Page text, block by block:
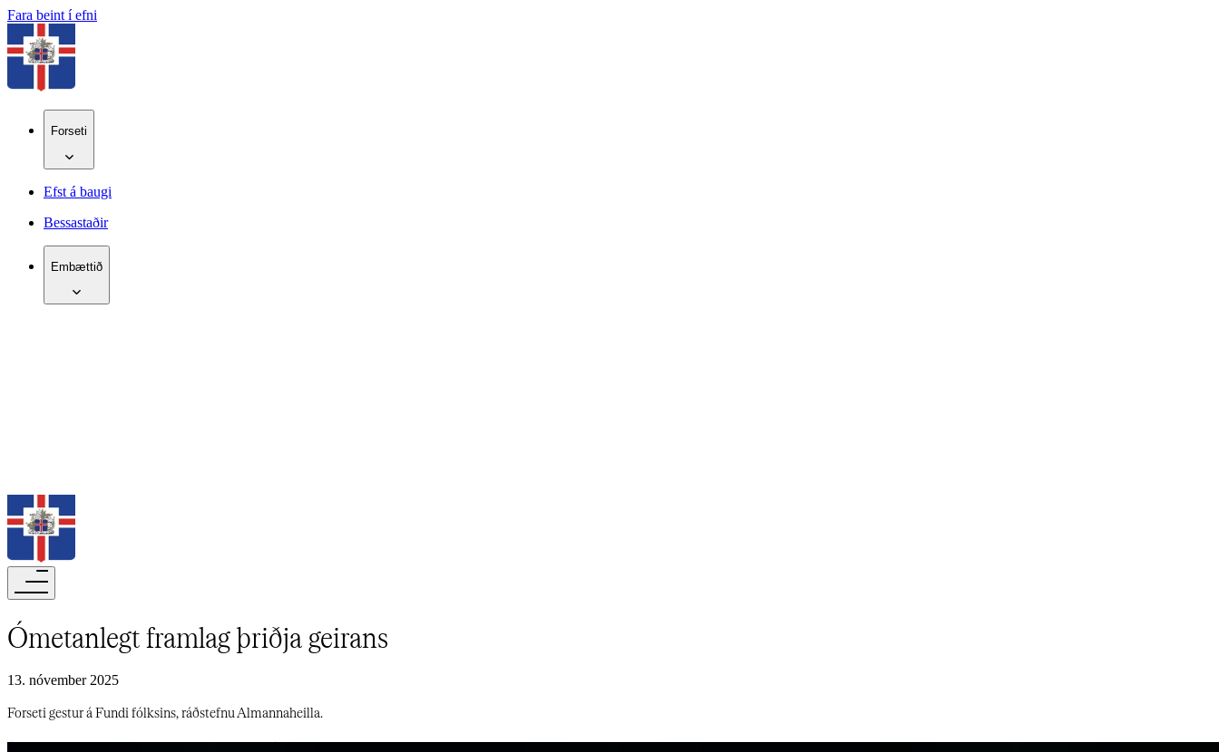
Fara beint í efni
Forseti
Efst á baugi
Bessastaðir
Embættið
Ómetanlegt framlag þriðja geirans​​​​‌ ‍ ​‍​‍‌‍ ‌ ​‍‌‍‍‌‌‍‌ ‌‍‍‌‌‍ ‍​‍​‍​ ‍‍​‍​‍‌ ​ ‌‍​‌‌‍ ‍‌‍‍‌‌ ‌​‌ ‍‌​‍ ‍‌‍‍‌‌‍ ​‍​‍​‍ ​​‍​‍‌‍‍​‌ ​‍‌‍‌‌‌‍‌‍​‍​‍​ ‍‍​‍​‍‌‍‍​‌ ‌​‌ ‌​‌ ​​‌ ​ ​‍ ​‍ ‌‍‌‍‌‍ ‌ ​‍‌ ​ ‌‍‌‌‌ ‌​‌‍‍‌​‍ ‌‌‍‍‌‌ ​ ‌‍ ​‌‍​‌‌‍ ‍‌‍‌​‌ ​ ​‍ ‍‌ ‌‍‌‍‌‌‌ ​‍‌‍​ ‌‍‌‌‌‍ ​​‍ ‍‌‍​‌‌ ​​‌ ​​​‍ ‌ ​ ‌ ‌​‌ ‌‌‌‍‌​‌‍‍‌‌‍ ​‍ ‌‍‍‌‌‍ ‍‌ ‌​‌‍‌‌‌‍ ‍‌ ‌​​‍ ‌‍‌‌‌‍‌​‌‍‍‌‌ ‌​​‍ ‌‍ ‌‌‍ ‌‍‌​‌‍‌‌​ ‌‌ ​​‌ ​‍‌‍‌‌‌ ​ ‌‍‌‌‌‍ ‍‌ ‌​‌‍​‌‌ ‌​‌‍‍‌‌‍ ‌‍ ‍​ ‍ ‌‍‍‌‌‍‌​​ ‌‌ ‌​‌​ ​‌ ​‌‌​ ‌‌​ ​ ‌ ‌‍ ‌‍‍‌‌‍ ​‌‌‍‌‌ ‍‌‌ ‍‍‌‍‌​‌ ‍‌‌‌​ ‌ ‌ ​ ‌‌‌‍‍‌‌‌‍​‌​​‌‌‍‍‌‌​‌‍​ ‍ ‌ ‌​‌ ‍‌‌ ​​‌‍‌‌​ ‌‌‍ ‍‌‍‌‌‌ ‌ ‌ ​ ​ ‍ ‌ ​​‌‍​‌‌ ‌​‌‍‍​​ ‌‌ ‌​‌‍‍‌‌ ‌​‌‍ ​‌‍‌‌​ ‌‍​‍‌‍​‌‌ ​ ‌‍‌‌‌‌‌‌‌ ​‍‌‍ ​​ ‌‌‍‍​‌ ‌​‌ ‌​‌ ​​‌ ​ ​‍‌‌​ ​‍‌​‌‍​‍‌‌​ ​‍‌​‌‍‌‍‌‍‌‍ ‌ ​‍‌ ​ ‌‍‌‌‌ ‌​‌‍‍‌​‍ ‌‌‍‍‌‌ ​ ‌‍ ​‌‍​‌‌‍ ‍‌‍‌​‌ ​ ​‍ ‍‌ ‌‍‌‍‌‌‌ ​‍‌‍​ ‌‍‌‌‌‍ ​​‍ ‍‌‍​‌‌ ​​‌ ​​​‍‌‌​ ​‍‌​‌‍‌ ​ ‌ ‌​‌ ‌‌‌‍‌​‌‍‍‌‌‍ ​‍‌‍‌‍‍‌‌‍‌​​ ‌‌ ‌​‌​ ​‌ ​‌‌​ ‌‌​ ​ ‌ ‌‍ ‌‍‍‌‌‍ ​‌‌‍‌‌ ‍‌‌ ‍‍‌‍‌​‌ ‍‌‌‌​ ‌ ‌ ​ ‌‌‌‍‍‌‌‌‍​‌​​‌‌‍‍‌‌​‌‍​‍‌‍‌ ‌​‌ ‍‌‌ ​​‌‍‌‌​ ‌‌‍ ‍‌‍‌‌‌ ‌ ‌ ​ ​‍‌‍‌ ​​‌‍​‌‌ ‌​‌‍‍​​ ‌‌ ‌​‌‍‍‌‌ ‌​‌‍ ​‌‍‌‌​‍‌‍‌ ​​‌‍‌‌‌ ​‍‌ ​ ‌ ​​‌‍‌‌‌‍​ ‌ ‌​‌‍‍‌‌ ‌‍‌‍‌‌​ ‌‌ ​​‌ ‌‌‌‍​‍‌‍ ​‌‍‍‌‌ ​ ‌‍‍​‌‍‌‌‌‍‌​​‍​‍‌ ‌
13. nóvember 2025
Forseti gestur á Fundi fólksins, ráðstefnu Almannaheilla.​​​​‌ ‍ ​‍​‍‌‍ ‌ ​‍‌‍‍‌‌‍‌ ‌‍‍‌‌‍ ‍​‍​‍​ ‍‍​‍​‍‌ ​ ‌‍​‌‌‍ ‍‌‍‍‌‌ ‌​‌ ‍‌​‍ ‍‌‍‍‌‌‍ ​‍​‍​‍ ​​‍​‍‌‍‍​‌ ​‍‌‍‌‌‌‍‌‍​‍​‍​ ‍‍​‍​‍‌‍‍​‌ ‌​‌ ‌​‌ ​​‌ ​ ​‍ ​‍ ‌‍‌‍‌‍ ‌ ​‍‌ ​ ‌‍‌‌‌ ‌​‌‍‍‌​‍ ‌‌‍‍‌‌ ​ ‌‍ ​‌‍​‌‌‍ ‍‌‍‌​‌ ​ ​‍ ‍‌ ‌‍‌‍‌‌‌ ​‍‌‍​ ‌‍‌‌‌‍ ​​‍ ‍‌‍​‌‌ ​​‌ ​​​‍ ‌ ​ ‌ ‌​‌ ‌‌‌‍‌​‌‍‍‌‌‍ ​‍ ‌‍‍‌‌‍ ‍‌ ‌​‌‍‌‌‌‍ ‍‌ ‌​​‍ ‌‍‌‌‌‍‌​‌‍‍‌‌ ‌​​‍ ‌‍ ‌‌‍ ‌‍‌​‌‍‌‌​ ‌‌ ​​‌ ​‍‌‍‌‌‌ ​ ‌‍‌‌‌‍ ‍‌ ‌​‌‍​‌‌ ‌​‌‍‍‌‌‍ ‌‍ ‍​ ‍ ‌‍‍‌‌‍‌​​ ‌‌ ‌​‌​ ​‌ ​‌‌​ ‌‌​ ​ ‌ ‌‍ ‌‍‍‌‌‍ ​‌‌‍‌‌ ‍‌‌ ‍‍‌‍‌​‌ ‍‌‌‌​ ‌ ‌ ​ ‌‌‌‍‍‌‌‌‍​‌​​‌‌‍‍‌‌​‌‍​ ‍ ‌ ‌​‌ ‍‌‌ ​​‌‍‌‌​ ‌‌‍ ‍‌‍‌‌‌ ‌ ‌ ​ ​ ‍ ‌ ​​‌‍​‌‌ ‌​‌‍‍​​ ‌‌‍‌​‌‍‌‌‌ ​ ‌‍​ ‌ ​‍‌‍‍‌‌ ​​‌ ‌​‌‍‍‌‌‍ ‌‍ ‍​ ‌‍​‍‌‍​‌‌ ​ ‌‍‌‌‌‌‌‌‌ ​‍‌‍ ​​ ‌‌‍‍​‌ ‌​‌ ‌​‌ ​​‌ ​ ​‍‌‌​ ​‍‌​‌‍​‍‌‌​ ​‍‌​‌‍‌‍‌‍‌‍ ‌ ​‍‌ ​ ‌‍‌‌‌ ‌​‌‍‍‌​‍ ‌‌‍‍‌‌ ​ ‌‍ ​‌‍​‌‌‍ ‍‌‍‌​‌ ​ ​‍ ‍‌ ‌‍‌‍‌‌‌ ​‍‌‍​ ‌‍‌‌‌‍ ​​‍ ‍‌‍​‌‌ ​​‌ ​​​‍‌‌​ ​‍‌​‌‍‌ ​ ‌ ‌​‌ ‌‌‌‍‌​‌‍‍‌‌‍ ​‍‌‍‌‍‍‌‌‍‌​​ ‌‌ ‌​‌​ ​‌ ​‌‌​ ‌‌​ ​ ‌ ‌‍ ‌‍‍‌‌‍ ​‌‌‍‌‌ ‍‌‌ ‍‍‌‍‌​‌ ‍‌‌‌​ ‌ ‌ ​ ‌‌‌‍‍‌‌‌‍​‌​​‌‌‍‍‌‌​‌‍​‍‌‍‌ ‌​‌ ‍‌‌ ​​‌‍‌‌​ ‌‌‍ ‍‌‍‌‌‌ ‌ ‌ ​ ​‍‌‍‌ ​​‌‍​‌‌ ‌​‌‍‍​​ ‌‌‍‌​‌‍‌‌‌ ​ ‌‍​ ‌ ​‍‌‍‍‌‌ ​​‌ ‌​‌‍‍‌‌‍ ‌‍ ‍​‍‌‍‌ ​​‌‍‌‌‌ ​‍‌ ​ ‌ ​​‌‍‌‌‌‍​ ‌ ‌​‌‍‍‌‌ ‌‍‌‍‌‌​ ‌‌ ​​‌ ‌‌‌‍​‍‌‍ ​‌‍‍‌‌ ​ ‌‍‍​‌‍‌‌‌‍‌​​‍​‍‌ ‌